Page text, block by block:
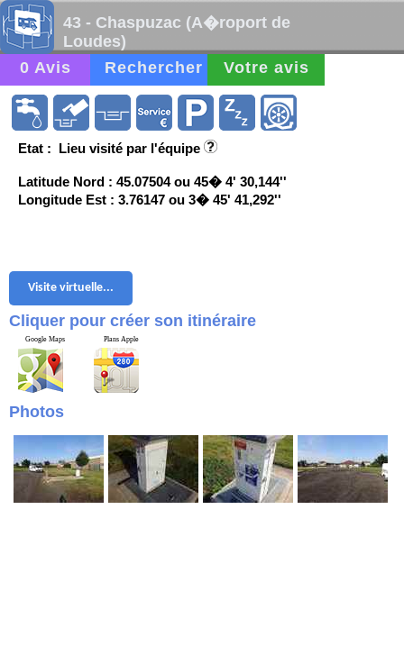
43 - Chaspuzac (A�roport de
Loudes)
0 Avis
Rechercher Votre avis
Etat : Lieu visité par l'équipe
Latitude Nord : 45.07504 ou 45� 4' 30,144''
Longitude Est : 3.76147 ou 3� 45' 41,292''
Visite virtuelle...
Cliquer pour créer son itinéraire
Google Maps Plans Apple
Photos